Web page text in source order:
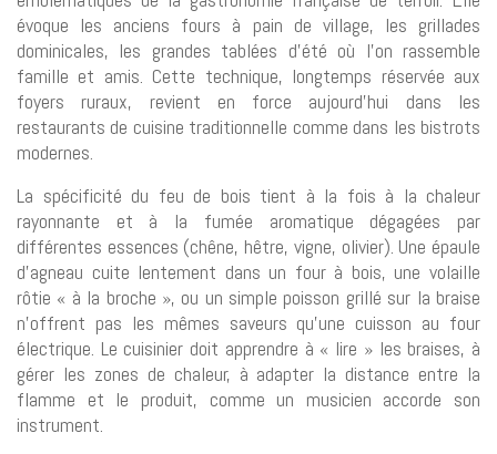
évoque les anciens fours à pain de village, les grillades
dominicales, les grandes tablées d’été où l’on rassemble
famille et amis. Cette technique, longtemps réservée aux
foyers ruraux, revient en force aujourd’hui dans les
restaurants de cuisine traditionnelle comme dans les bistrots
modernes.
La spécificité du feu de bois tient à la fois à la chaleur
rayonnante et à la fumée aromatique dégagées par
différentes essences (chêne, hêtre, vigne, olivier). Une épaule
d’agneau cuite lentement dans un four à bois, une volaille
rôtie « à la broche », ou un simple poisson grillé sur la braise
n’offrent pas les mêmes saveurs qu’une cuisson au four
électrique. Le cuisinier doit apprendre à « lire » les braises, à
gérer les zones de chaleur, à adapter la distance entre la
flamme et le produit, comme un musicien accorde son
instrument.